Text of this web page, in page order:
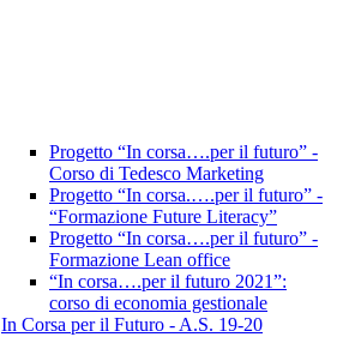
Progetto “In corsa….per il futuro” -
Corso di Tedesco Marketing
Progetto “In corsa.….per il futuro” -
“Formazione Future Literacy”
Progetto “In corsa….per il futuro” -
Formazione Lean office
“In corsa….per il futuro 2021”:
corso di economia gestionale
In Corsa per il Futuro - A.S. 19-20